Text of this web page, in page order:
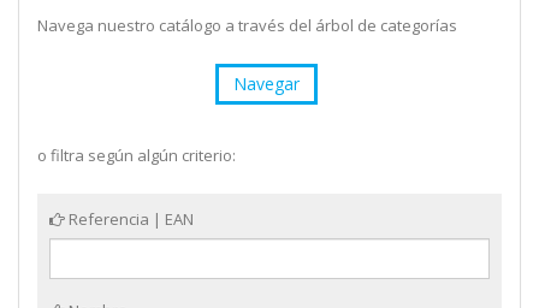
Navega nuestro catálogo a través del árbol de categorías
Navegar
o filtra según algún criterio:
Referencia | EAN